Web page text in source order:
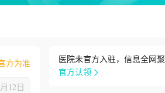
方为准
12日
医院未官方入驻，信息全网
官方认领